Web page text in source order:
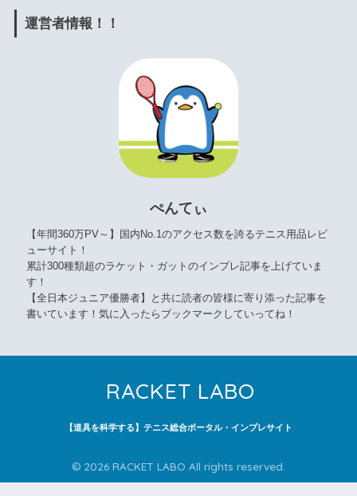
運営者情報！！
ぺんてぃ
【年間360万PV～】国内No.1のアクセス数を誇るテニス用品レビ
ューサイト！
累計300種類超のラケット・ガットのインプレ記事を上げていま
す！
【全日本ジュニア優勝者】と共に読者の皆様に寄り添った記事を
書いています！気に入ったらブックマークしていってね！
RACKET LABO
【道具を科学する】テニス総合ポータル・インプレサイト
© 2026 RACKET LABO All rights reserved.